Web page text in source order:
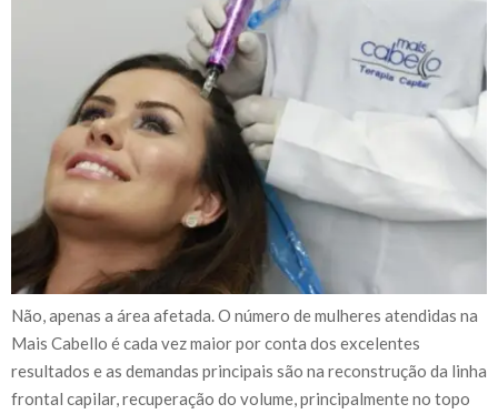
Não, apenas a área afetada. O número de mulheres atendidas na
Mais Cabello é cada vez maior por conta dos excelentes
resultados e as demandas principais são na reconstrução da linha
frontal capilar, recuperação do volume, principalmente no topo